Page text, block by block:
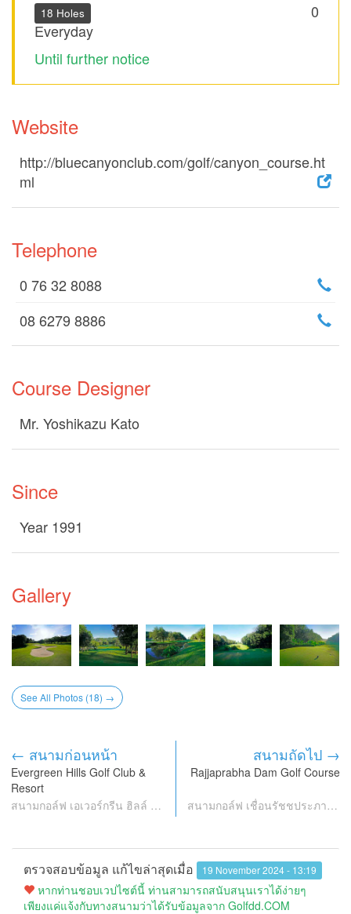
0
18 Holes
Everyday
Until further notice
Website
http://bluecanyonclub.com/golf/canyon_course.ht
ml
Telephone
0 76 32 8088
08 6279 8886
Course Designer
Mr. Yoshikazu Kato
Since
Year 1991
Gallery
See All Photos (18) →
← สนามก่อนหน้า
Evergreen Hills Golf Club &
Resort
สนามกอล์ฟ เอเวอร์กรีน ฮิลล์ กอล์ฟ คลับ แอนด์ รีสอร์ท
สนามถัดไป →
Rajjaprabha Dam Golf Course
สนามกอล์ฟ เชื่อนรัชชประภา (กฟผ)
ตรวจสอบข้อมูล แก้ไขล่าสุดเมื่อ 19 November 2024 - 13:19
หากท่านชอบเวปไซต์นี้ ท่านสามารถสนับสนุนเราได้ง่ายๆ
เพียงแค่แจ้งกับทางสนามว่าได้รับข้อมูลจาก Golfdd.COM